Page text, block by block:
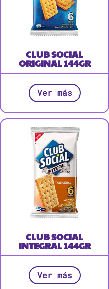
CLUB SOCIAL
ORIGINAL 144GR
Ver más
CLUB SOCIAL
INTEGRAL 144GR
Ver más